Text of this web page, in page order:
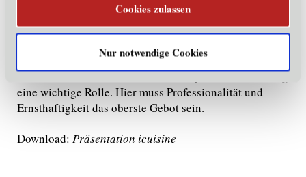
Cookies zulassen
Nur notwendige Cookies
von Experten erforderlich. Die beiden Ausbildungen,
Lehre und Diätologie, müssen näher zusammenrücken,
damit Vertrauen und Wissen aufgebaut werden kann.
Gerade beim Thema Gesundheitstourismus, welches in
Tirol immer stärker diskutiert wird, spielt die Ernährung
eine wichtige Rolle. Hier muss Professionalität und
Ernsthaftigkeit das oberste Gebot sein.
Download: Präsentation icuisine